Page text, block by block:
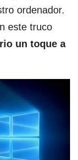
ordenador.
este truco
un toque a